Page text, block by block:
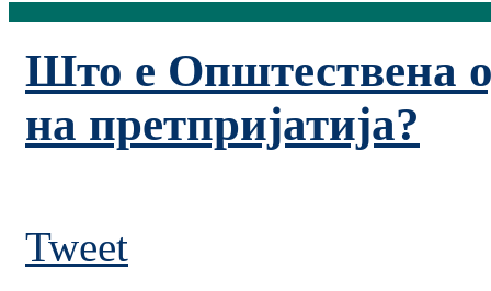
Што е Општествена
на претпријатија?
Tweet